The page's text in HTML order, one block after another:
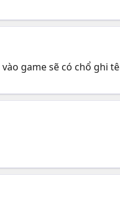
game sẽ có chổ ghi